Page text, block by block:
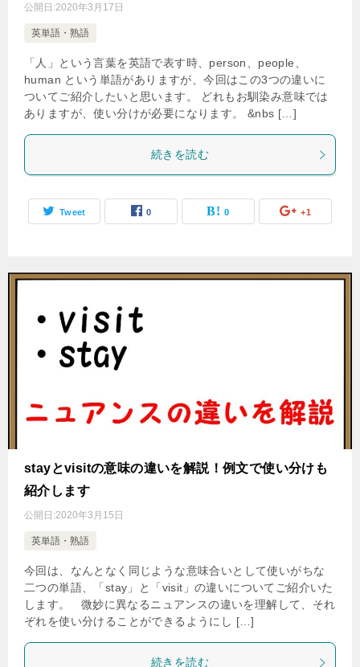
公開日:2020年3月17日
英単語・熟語
「人」という言葉を英語で表す時、person、people、
human という単語がありますが、今回はこの3つの違いに
ついてご紹介したいと思います。 どれもお馴染み意味では
ありますが、使い分けが必要になります。 &nbs […]
続きを読む
Tweet 0 0 +1
stayとvisitの意味の違いを解説！例文で使い分けも
紹介します
公開日:2020年3月15日
英単語・熟語
今回は、なんとなく同じような意味合いとして使いがちな
二つの単語、「stay」と「visit」の違いについてご紹介いた
します。 微妙に異なるニュアンスの違いを理解して、それ
ぞれを使い分けることができるようにし […]
続きを読む